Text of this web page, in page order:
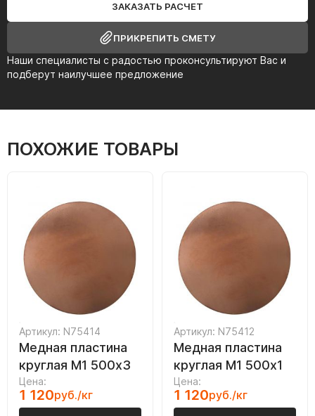
Наши специалисты с радостью проконсультируют Вас и
подберут наилучшее предложение
ЗАКАЗАТЬ РАСЧЕТ
ПРИКРЕПИТЬ СМЕТУ
ПОХОЖИЕ ТОВАРЫ
Артикул: N75414
Медная пластина
круглая М1 500х3
Цена:
1 120руб./кг
Артикул: N75412
Медная пластина
круглая М1 500х1
Цена:
1 120руб./кг